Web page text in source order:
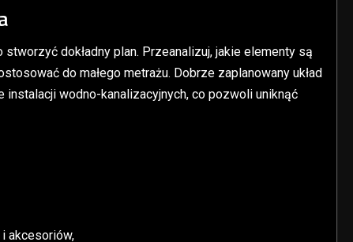
dokładny plan. Przeanalizuj, jakie elementy są
do małego metrażu. Dobrze zaplanowany układ
wodno-kanalizacyjnych, co pozwoli uniknąć
akcesoriów,